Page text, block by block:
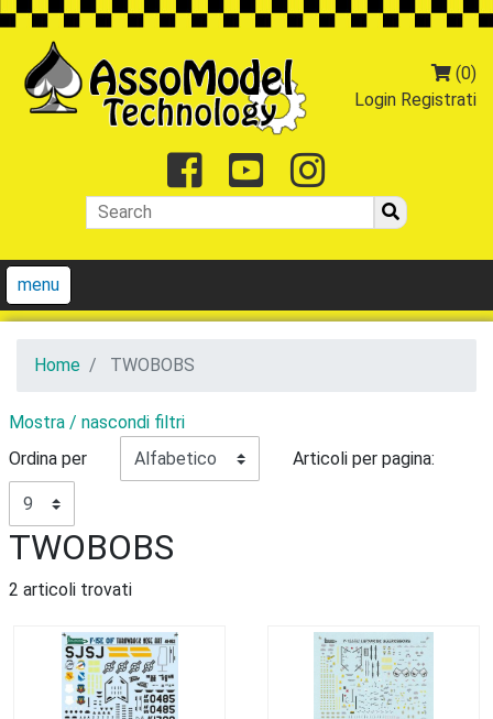
(0)
Login Registrati
Facebook
Youtube
menu
Home TWOBOBS
Mostra / nascondi filtri
Ordina per
Articoli per pagina:
TWOBOBS
2 articoli trovati